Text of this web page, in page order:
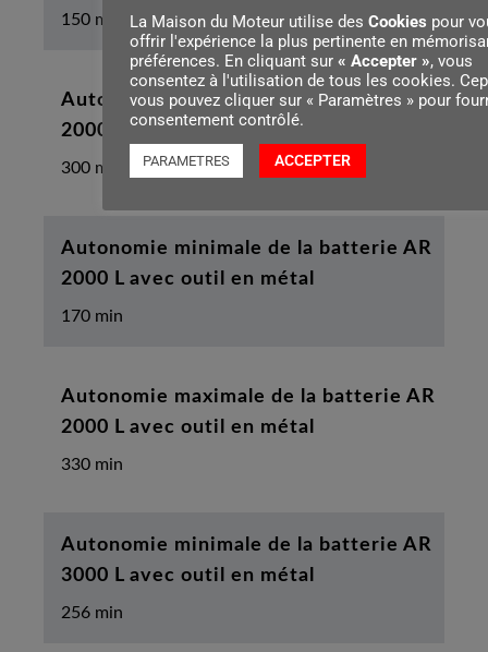
150 min
Autonomie maximale de la batterie AR
2000 avec outil en métal
300 min
Autonomie minimale de la batterie AR
2000 L avec outil en métal
170 min
Autonomie maximale de la batterie AR
2000 L avec outil en métal
330 min
Autonomie minimale de la batterie AR
3000 L avec outil en métal
256 min
La Maison du Moteur utilise des Cookies pour
offrir l'expérience la plus pertinente en
préférences. En cliquant sur « Accepter », vous
consentez à l'utilisation de tous les cookies.
vous pouvez cliquer sur « Paramètres » pour
consentement contrôlé.
PARAMETRES ACCEPTER